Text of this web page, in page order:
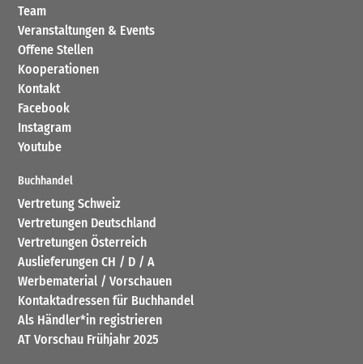
Team
Veranstaltungen & Events
Offene Stellen
Kooperationen
Kontakt
Facebook
Instagram
Youtube
Buchhandel
Vertretung Schweiz
Vertretungen Deutschland
Vertretungen Österreich
Auslieferungen CH / D / A
Werbematerial / Vorschauen
Kontaktadressen für Buchhandel
Als Händler*in registrieren
AT Vorschau Frühjahr 2025